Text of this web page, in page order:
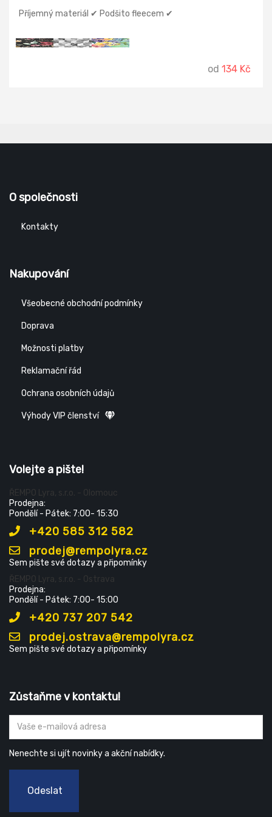
Příjemný materiál ✔ Podšito fleecem ✔
od 134 Kč
O společnosti
Kontakty
Nakupování
Všeobecné obchodní podmínky
Doprava
Možnosti platby
Reklamační řád
Ochrana osobních údajů
Výhody VIP členství
Volejte a pište!
ŘEMPO Lyra, s.r.o. - Olomouc
Prodejna:
Pondělí - Pátek: 7:00- 15:30
+420 585 312 582
prodej@rempolyra.cz
Sem pište své dotazy a připomínky
ŘEMPO Lyra, s.r.o. - Ostrava
Prodejna:
Pondělí - Pátek: 7:00- 15:00
+420 737 207 542
prodej.ostrava@rempolyra.cz
Sem pište své dotazy a připomínky
Zůstaňme v kontaktu!
Nenechte si ujít novinky a akční nabídky.
Odeslat